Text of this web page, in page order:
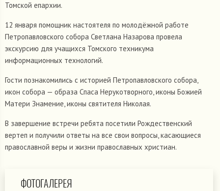
Томской епархии.
12 января помощник настоятеля по молодёжной работе
Петропавловского собора Светлана Назарова провела
экскурсию для учащихся Томского техникума
информационных технологий.
Гости познакомились с историей Петропавловского собора,
икон собора — образа Спаса Нерукотворного, иконы Божией
Матери Знамение, иконы святителя Николая.
В завершение встречи ребята посетили Рождественский
вертеп и получили ответы на все свои вопросы, касающиеся
православной веры и жизни православных христиан.
ФОТОГАЛЕРЕЯ